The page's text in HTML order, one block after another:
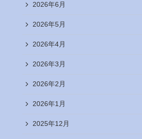
2026年6月
2026年5月
2026年4月
2026年3月
2026年2月
2026年1月
2025年12月